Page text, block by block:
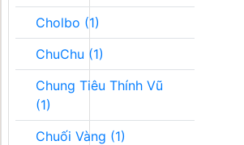
Cholbo (1)
ChuChu (1)
Chung Tiêu Thính Vũ
(1)
Chuối Vàng (1)